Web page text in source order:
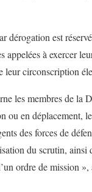
dérogation est
appelées à exercer
leur circonscription
les membres de la
ou en déplacement,
des forces de
du scrutin, ainsi
ordre de mission